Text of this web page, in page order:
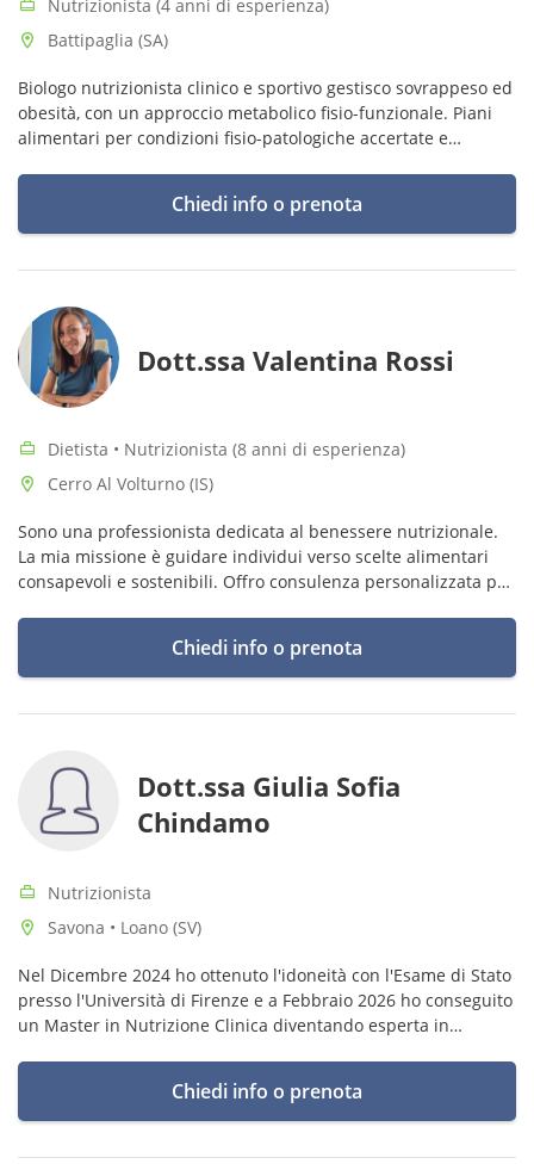
Nutrizionista (4 anni di esperienza)
Battipaglia (SA)
Biologo nutrizionista clinico e sportivo gestisco sovrappeso ed
obesità, con un approccio metabolico fisio-funzionale. Piani
alimentari per condizioni fisio-patologiche accertate e
Chiedi info o prenota
Dott.ssa Valentina Rossi
Dietista • Nutrizionista (8 anni di esperienza)
Cerro Al Volturno (IS)
Sono una professionista dedicata al benessere nutrizionale.
La mia missione è guidare individui verso scelte alimentari
consapevoli e sostenibili. Offro consulenza personalizzata per
Chiedi info o prenota
Dott.ssa Giulia Sofia
Chindamo
Nutrizionista
Savona • Loano (SV)
Nel Dicembre 2024 ho ottenuto l'idoneità con l'Esame di Stato
presso l'Università di Firenze e a Febbraio 2026 ho conseguito
un Master in Nutrizione Clinica diventando esperta in
Chiedi info o prenota